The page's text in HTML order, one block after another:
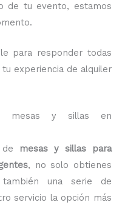
de tu evento, estamos
para responder todas
experiencia de alquiler
mesas y sillas en
mesas y sillas para
, no solo obtienes
una serie de
servicio la opción más